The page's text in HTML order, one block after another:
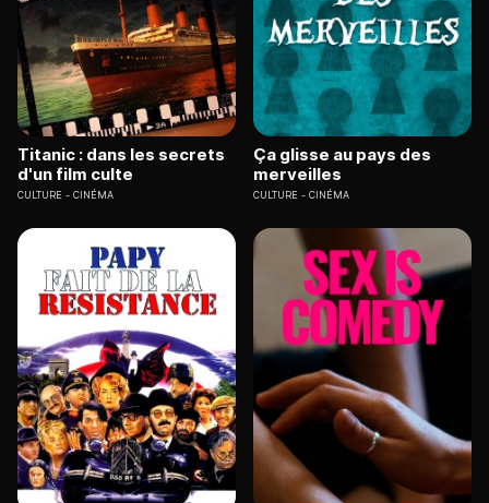
Titanic : dans les secrets
d'un film culte
CULTURE CINÉMA
Ça glisse au pays des
merveilles
CULTURE CINÉMA